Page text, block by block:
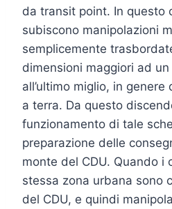
da transit point. In questo
subiscono manipolazioni
semplicemente
dimensioni maggiori ad
all’ultimo miglio, in
a terra. Da questo
funzionamento di tale
preparazione delle
monte del CDU. Quando i
stessa zona urbana sono
del CDU, e quindi